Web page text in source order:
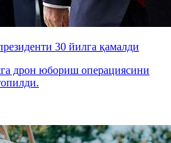
30 йилга қамалди
дрон юбориш операциясини